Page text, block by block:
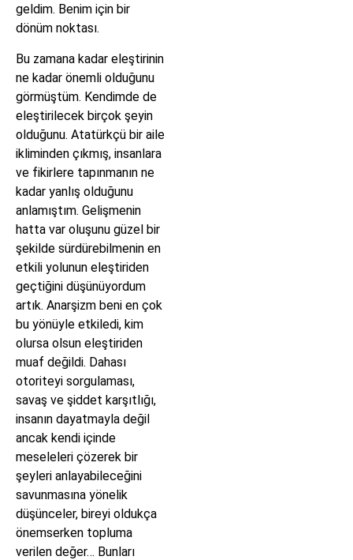
geldim. Benim için bir
dönüm noktası.
Bu zamana kadar eleştirinin
ne kadar önemli olduğunu
görmüştüm. Kendimde de
eleştirilecek birçok şeyin
olduğunu. Atatürkçü bir aile
ikliminden çıkmış, insanlara
ve fikirlere tapınmanın ne
kadar yanlış olduğunu
anlamıştım. Gelişmenin
hatta var oluşunu güzel bir
şekilde sürdürebilmenin en
etkili yolunun eleştiriden
geçtiğini düşünüyordum
artık. Anarşizm beni en çok
bu yönüyle etkiledi, kim
olursa olsun eleştiriden
muaf değildi. Dahası
otoriteyi sorgulaması,
savaş ve şiddet karşıtlığı,
insanın dayatmayla değil
ancak kendi içinde
meseleleri çözerek bir
şeyleri anlayabileceğini
savunmasına yönelik
düşünceler, bireyi oldukça
önemserken topluma
verilen değer… Bunları